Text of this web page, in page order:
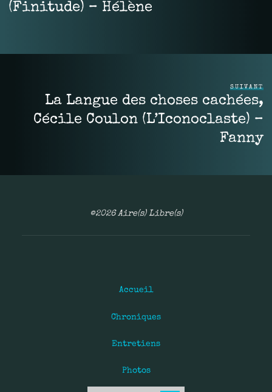
(Finitude) – Hélène
SUIVANT
La Langue des choses cachées,
Cécile Coulon (L’Iconoclaste) –
Fanny
©2026 Aire(s) Libre(s)
Accueil
Chroniques
Entretiens
Photos